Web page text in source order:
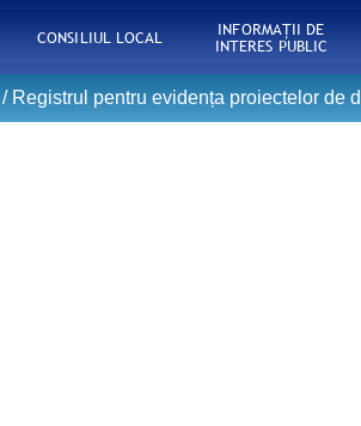
CONSILIUL LOCAL INFORMAŢII DE
INTERES PUBLIC
/ Registrul pentru evidența proiectelor de